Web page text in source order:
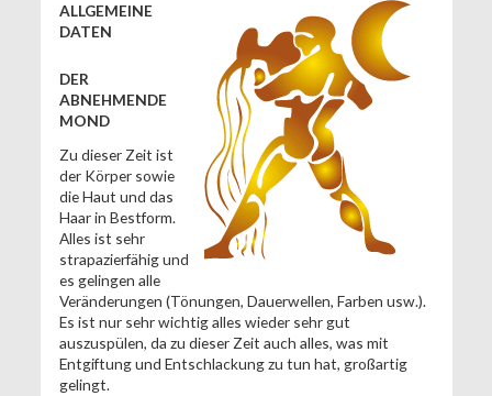
ALLGEMEINE
DATEN
DER
ABNEHMENDE
MOND
Zu dieser Zeit ist
der Körper sowie
die Haut und das
Haar in Bestform.
Alles ist sehr
strapazierfähig und
es gelingen alle
Veränderungen (Tönungen, Dauerwellen, Farben usw.).
Es ist nur sehr wichtig alles wieder sehr gut
auszuspülen, da zu dieser Zeit auch alles, was mit
Entgiftung und Entschlackung zu tun hat, großartig
gelingt.